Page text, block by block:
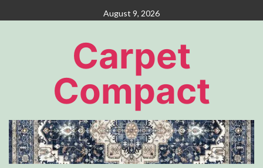
to
August 9, 2026
Carpet
Compact